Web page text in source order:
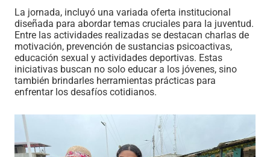
La jornada, incluyó una variada oferta institucional
diseñada para abordar temas cruciales para la juventud.
Entre las actividades realizadas se destacan charlas de
motivación, prevención de sustancias psicoactivas,
educación sexual y actividades deportivas. Estas
iniciativas buscan no solo educar a los jóvenes, sino
también brindarles herramientas prácticas para
enfrentar los desafíos cotidianos.